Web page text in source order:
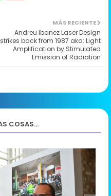
MÁS RECIENTE
Andreu Ibanez Laser Design
strikes back from 1987 aka: Light
Amplification by Stimulated
Emission of Radiation
COSAS...